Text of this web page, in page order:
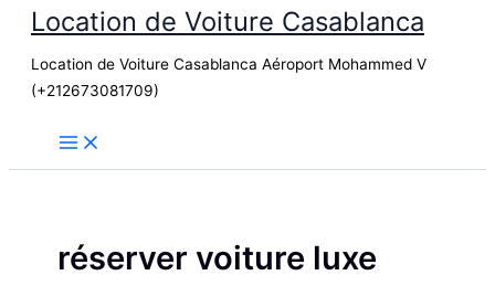
contenu
Location de Voiture Casablanca
Location de Voiture Casablanca Aéroport Mohammed V
(+212673081709)
réserver voiture luxe